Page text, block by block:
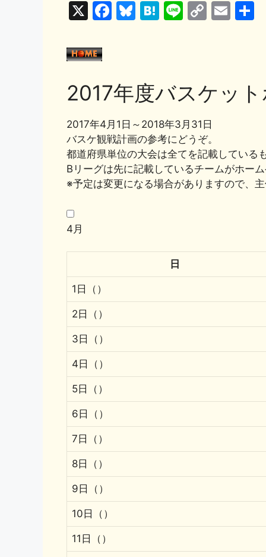
X
F
b
o
o
k
Bl
k
y
H
a
Li C
Li
n
k
E
2017年度バスケッ
2017年4月1日～2018年3月31日
バスケ観戦計画の参考にどうぞ。
都道府県単位の大会は全てを記載している
Bリーグは先に記載しているチームがホー
※予定は変更になる場合がありますので、
4月
日
1日（）
2日（）
3日（）
4日（）
5日（）
6日（）
7日（）
8日（）
9日（）
10日（）
11日（）